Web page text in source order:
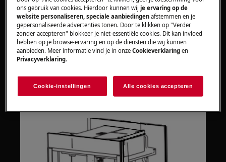
Electrolux Webshopvoor Electrolux
onderdelen
Zanussi Webshop voor Zanussi onderdelen
Zorg ervoor dat je het PNC nummer of Prod.no
bij de hand hebt. Deze is terug te vinden aan de
rechterzijde door de watertank te verwijderen.
ons gebruik van cookies. Hierdoor kunnen wijje ervaring op de
website personaliseren, speciale aanbiedingen afstemmen en je
gepersonaliseerde advertenties tonen. Door te klikken op "Verder
zonder accepteren" blokkeer je niet-essentiële cookies. Dit kan invloed
hebben op je browse-ervaring en op de diensten die wij kunnen
aanbieden. Meer informatie vind je in onzeCookieverklaring en
Privacyverklaring.
Cookie-instellingen Alle cookies accepteren